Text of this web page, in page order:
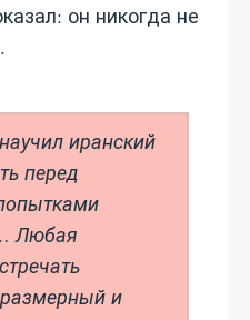
он никогда не
иранский
перед
Любая
и